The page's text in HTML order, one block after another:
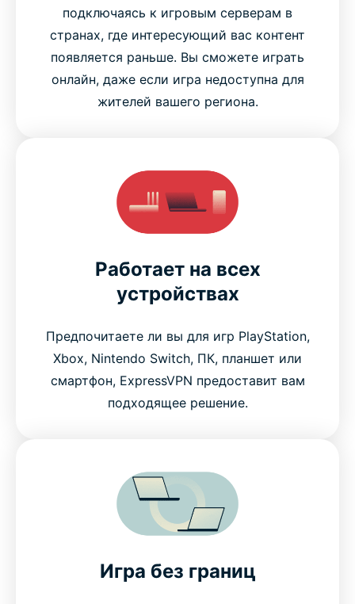
подключаясь к игровым серверам в
странах, где интересующий вас контент
появляется раньше. Вы сможете играть
онлайн, даже если игра недоступна для
жителей вашего региона.
Работает на всех
устройствах
Предпочитаете ли вы для игр PlayStation,
Xbox, Nintendo Switch, ПК, планшет или
смартфон, ExpressVPN предоставит вам
подходящее решение.
Игра без границ